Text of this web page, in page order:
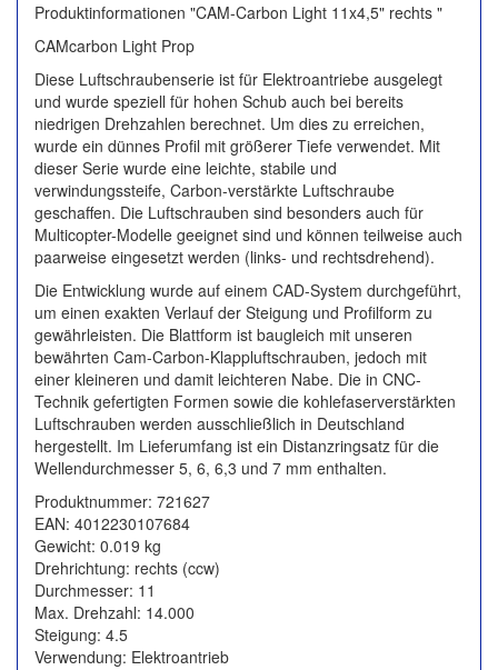
Produktinformationen "CAM-Carbon Light 11x4,5" rechts "
CAMcarbon Light Prop
Diese Luftschraubenserie ist für Elektroantriebe ausgelegt
und wurde speziell für hohen Schub auch bei bereits
niedrigen Drehzahlen berechnet. Um dies zu erreichen,
wurde ein dünnes Profil mit größerer Tiefe verwendet. Mit
dieser Serie wurde eine leichte, stabile und
verwindungssteife, Carbon-verstärkte Luftschraube
geschaffen. Die Luftschrauben sind besonders auch für
Multicopter-Modelle geeignet sind und können teilweise auch
paarweise eingesetzt werden (links- und rechtsdrehend).
Die Entwicklung wurde auf einem CAD-System durchgeführt,
um einen exakten Verlauf der Steigung und Profilform zu
gewährleisten. Die Blattform ist baugleich mit unseren
bewährten Cam-Carbon-Klappluftschrauben, jedoch mit
einer kleineren und damit leichteren Nabe. Die in CNC-
Technik gefertigten Formen sowie die kohlefaserverstärkten
Luftschrauben werden ausschließlich in Deutschland
hergestellt. Im Lieferumfang ist ein Distanzringsatz für die
Wellendurchmesser 5, 6, 6,3 und 7 mm enthalten.
Produktnummer: 721627
EAN: 4012230107684
Gewicht: 0.019 kg
Drehrichtung: rechts (ccw)
Durchmesser: 11
Max. Drehzahl: 14.000
Steigung: 4.5
Verwendung: Elektroantrieb